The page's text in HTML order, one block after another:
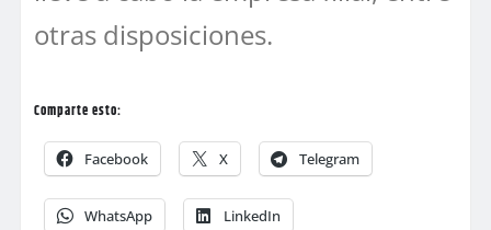
otras disposiciones.
Comparte esto:
Facebook X Telegram
WhatsApp LinkedIn